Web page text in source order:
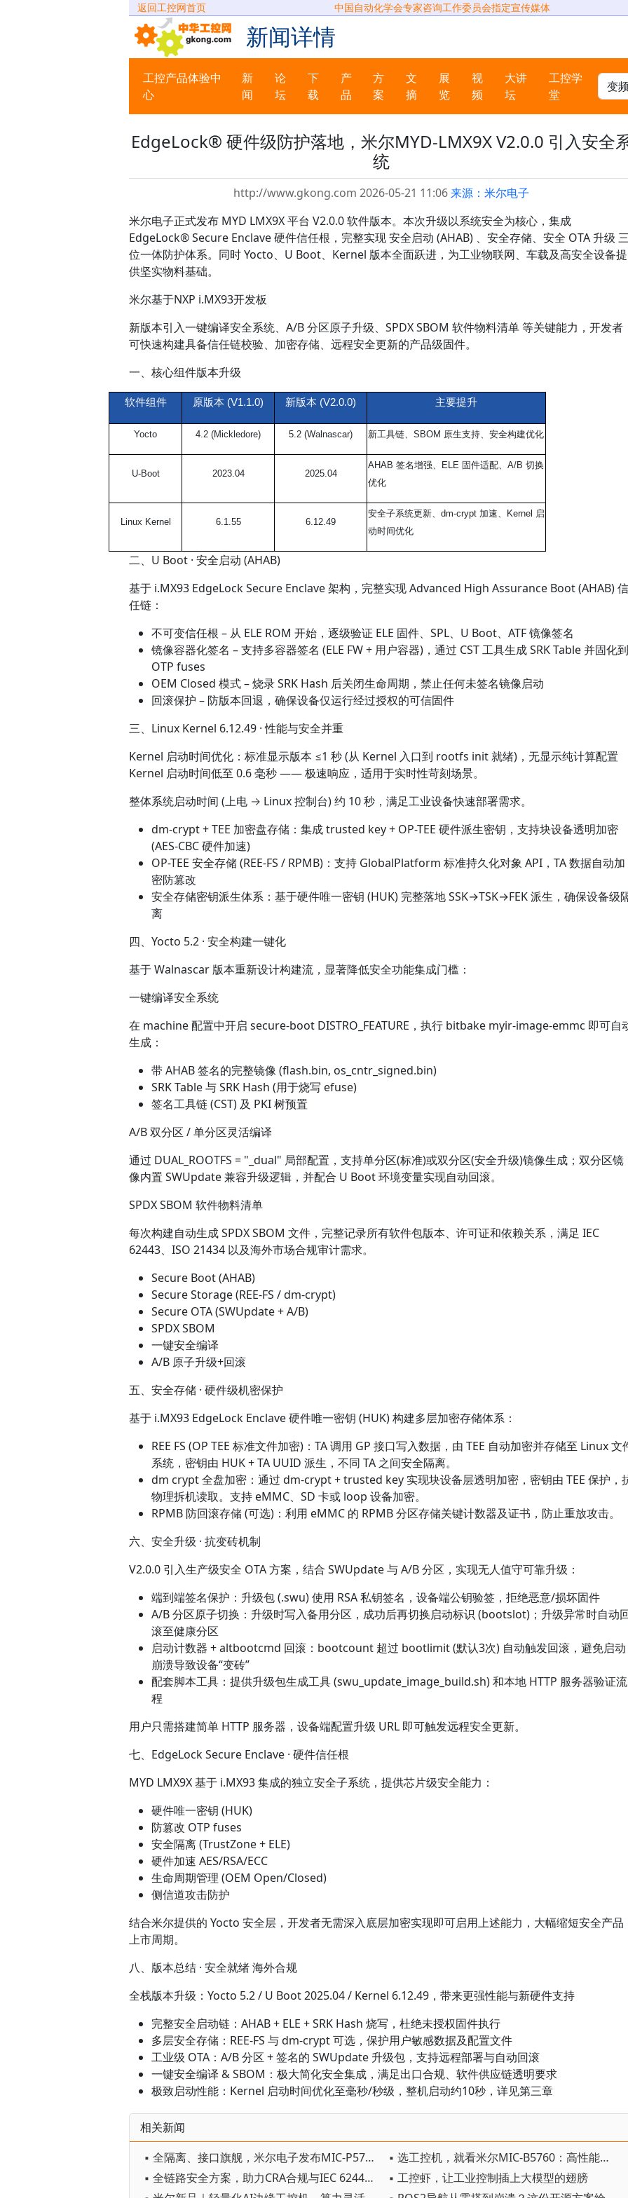
返回工控网首页 中国自动化学会专家咨询工作委员会指定宣传媒体
新闻详情
工控产品体验中
心
新
闻
论
坛
下
载
产
品
方
案
文
摘
展
览
视
频
大讲
坛
工控学
堂
EdgeLock® 硬件级防护落地，米尔MYD‑LMX9X V2.0.0 引入安全
统
http://www.gkong.com 2026-05-21 11:06来源：米尔电子
米尔电子正式发布 MYD LMX9X 平台 V2.0.0 软件版本。本次升级以系统安全为核心，集成
EdgeLock® Secure Enclave 硬件信任根，完整实现 安全启动 (AHAB) 、安全存储、安全 OTA 升级
位一体防护体系。同时 Yocto、U Boot、Kernel 版本全面跃进，为工业物联网、车载及高安全设备提
供坚实物料基础。
米尔基于NXP i.MX93开发板
新版本引入一键编译安全系统、A/B 分区原子升级、SPDX SBOM 软件物料清单 等关键能力，开发者
可快速构建具备信任链校验、加密存储、远程安全更新的产品级固件。
一、核心组件版本升级
软件组件 原版本 (V1.1.0) 新版本 (V2.0.0) 主要提升
Yocto 4.2 (Mickledore) 5.2 (Walnascar) 新工具链、SBOM 原生支持、安全构建优化
U‑Boot 2023.04 2025.04
AHAB 签名增强、ELE 固件适配、A/B 切换
优化
Linux Kernel 6.1.55 6.12.49
安全子系统更新、dm-crypt 加速、Kernel 启
动时间优化
二、U Boot · 安全启动 (AHAB)
基于 i.MX93 EdgeLock Secure Enclave 架构，完整实现 Advanced High Assurance Boot (AHAB) 信
任链：
不可变信任根 – 从 ELE ROM 开始，逐级验证 ELE 固件、SPL、U Boot、ATF 镜像签名
镜像容器化签名 – 支持多容器签名 (ELE FW + 用户容器)，通过 CST 工具生成 SRK Table 并固化到
OTP fuses
OEM Closed 模式 – 烧录 SRK Hash 后关闭生命周期，禁止任何未签名镜像启动
回滚保护 – 防版本回退，确保设备仅运行经过授权的可信固件
三、Linux Kernel 6.12.49 · 性能与安全并重
Kernel 启动时间优化：标准显示版本 ≤1 秒 (从 Kernel 入口到 rootfs init 就绪)，无显示纯计算配置
Kernel 启动时间低至 0.6 毫秒 —— 极速响应，适用于实时性苛刻场景。
整体系统启动时间 (上电 → Linux 控制台) 约 10 秒，满足工业设备快速部署需求。
dm-crypt + TEE 加密盘存储：集成 trusted key + OP-TEE 硬件派生密钥，支持块设备透明加密
(AES-CBC 硬件加速)
OP-TEE 安全存储 (REE-FS / RPMB)：支持 GlobalPlatform 标准持久化对象 API，TA 数据自动加
密防篡改
安全存储密钥派生体系：基于硬件唯一密钥 (HUK) 完整落地 SSK→TSK→FEK 派生，确保设备级
离
四、Yocto 5.2 · 安全构建一键化
基于 Walnascar 版本重新设计构建流，显著降低安全功能集成门槛：
一键编译安全系统
在 machine 配置中开启 secure-boot DISTRO_FEATURE，执行 bitbake myir-image-emmc 即可自
生成：
带 AHAB 签名的完整镜像 (flash.bin, os_cntr_signed.bin)
SRK Table 与 SRK Hash (用于烧写 efuse)
签名工具链 (CST) 及 PKI 树预置
A/B 双分区 / 单分区灵活编译
通过 DUAL_ROOTFS = "_dual" 局部配置，支持单分区(标准)或双分区(安全升级)镜像生成；双分区镜
像内置 SWUpdate 兼容升级逻辑，并配合 U Boot 环境变量实现自动回滚。
SPDX SBOM 软件物料清单
每次构建自动生成 SPDX SBOM 文件，完整记录所有软件包版本、许可证和依赖关系，满足 IEC
62443、ISO 21434 以及海外市场合规审计需求。
Secure Boot (AHAB)
Secure Storage (REE-FS / dm-crypt)
Secure OTA (SWUpdate + A/B)
SPDX SBOM
一键安全编译
A/B 原子升级+回滚
五、安全存储 · 硬件级机密保护
基于 i.MX93 EdgeLock Enclave 硬件唯一密钥 (HUK) 构建多层加密存储体系：
REE FS (OP TEE 标准文件加密)：TA 调用 GP 接口写入数据，由 TEE 自动加密并存储至 Linux 文
系统，密钥由 HUK + TA UUID 派生，不同 TA 之间安全隔离。
dm crypt 全盘加密：通过 dm-crypt + trusted key 实现块设备层透明加密，密钥由 TEE 保护，
物理拆机读取。支持 eMMC、SD 卡或 loop 设备加密。
RPMB 防回滚存储 (可选)：利用 eMMC 的 RPMB 分区存储关键计数器及证书，防止重放攻击。
六、安全升级 · 抗变砖机制
V2.0.0 引入生产级安全 OTA 方案，结合 SWUpdate 与 A/B 分区，实现无人值守可靠升级：
端到端签名保护：升级包 (.swu) 使用 RSA 私钥签名，设备端公钥验签，拒绝恶意/损坏固件
A/B 分区原子切换：升级时写入备用分区，成功后再切换启动标识 (bootslot)；升级异常时自动
滚至健康分区
启动计数器 + altbootcmd 回滚：bootcount 超过 bootlimit (默认3次) 自动触发回滚，避免启动
崩溃导致设备“变砖”
配套脚本工具：提供升级包生成工具 (swu_update_image_build.sh) 和本地 HTTP 服务器验证流
程
用户只需搭建简单 HTTP 服务器，设备端配置升级 URL 即可触发远程安全更新。
七、EdgeLock Secure Enclave · 硬件信任根
MYD LMX9X 基于 i.MX93 集成的独立安全子系统，提供芯片级安全能力：
硬件唯一密钥 (HUK)
防篡改 OTP fuses
安全隔离 (TrustZone + ELE)
硬件加速 AES/RSA/ECC
生命周期管理 (OEM Open/Closed)
侧信道攻击防护
结合米尔提供的 Yocto 安全层，开发者无需深入底层加密实现即可启用上述能力，大幅缩短安全产品
上市周期。
八、版本总结 · 安全就绪 海外合规
全栈版本升级：Yocto 5.2 / U Boot 2025.04 / Kernel 6.12.49，带来更强性能与新硬件支持
完整安全启动链：AHAB + ELE + SRK Hash 烧写，杜绝未授权固件执行
多层安全存储：REE-FS 与 dm-crypt 可选，保护用户敏感数据及配置文件
工业级 OTA：A/B 分区 + 签名的 SWUpdate 升级包，支持远程部署与自动回滚
一键安全编译 & SBOM：极大简化安全集成，满足出口合规、软件供应链透明要求
极致启动性能：Kernel 启动时间优化至毫秒/秒级，整机启动约10秒，详见第三章
相关新闻
▪ 全隔离、接口旗舰，米尔电子发布MIC-P5760旗舰全功能工控机
▪ 选工控机，就看米尔MIC-B5760：高性能，全接口，强实时，AI 赋能
▪ 全链路安全方案，助力CRA合规与IEC 62443认证-米尔RK3576核心板
▪ 工控虾，让工业控制插上大模型的翅膀